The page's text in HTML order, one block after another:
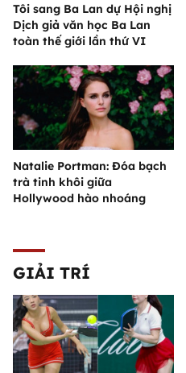
Tôi sang Ba Lan dự Hội nghị
Dịch giả văn học Ba Lan
toàn thế giới lần thứ VI
Natalie Portman: Đóa bạch
trà tinh khôi giữa
Hollywood hào nhoáng
GIẢI TRÍ